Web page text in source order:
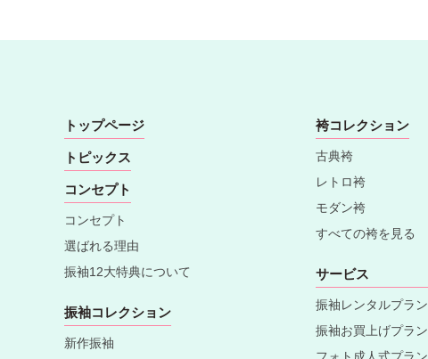
トップページ
トピックス
コンセプト
コンセプト
選ばれる理由
振袖12大特典について
振袖コレクション
新作振袖
袴コレクション
古典袴
レトロ袴
モダン袴
すべての袴を見る
サービス
振袖レンタルプラン
振袖お買上げプラン